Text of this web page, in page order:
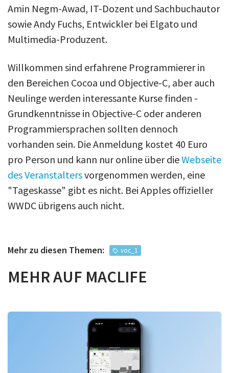
Amin Negm-Awad, IT-Dozent und Sachbuchautor
sowie Andy Fuchs, Entwickler bei Elgato und
Multimedia-Produzent.
Willkommen sind erfahrene Programmierer in
den Bereichen Cocoa und Objective-C, aber auch
Neulinge werden interessante Kurse finden -
Grundkenntnisse in Objective-C oder anderen
Programmiersprachen sollten dennoch
vorhanden sein. Die Anmeldung kostet 40 Euro
pro Person und kann nur online über dieWebseite
des Veranstaltersvorgenommen werden, eine
"Tageskasse" gibt es nicht. Bei Apples offizieller
WWDC übrigens auch nicht.
Mehr zu diesen Themen: voc_1
MEHR AUF MACLIFE